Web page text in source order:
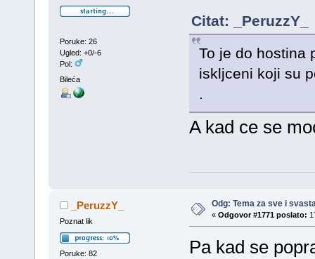
Poruke: 26
Ugled: +0/-6
Pol:
Bileća
Citat: _PeruzzY_
To je do hostina
iskljceni koji su
.
A kad ce se
_PeruzzY_
Poznat lik
Poruke: 82
Odg: Tema za sve i
« Odgovor #1771 poslato:
Pa kad se